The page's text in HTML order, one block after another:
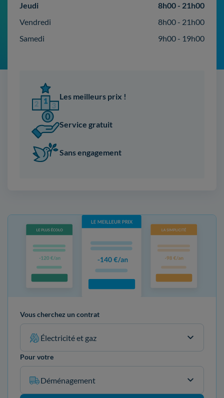
Jeudi
8h00 - 21h00
Vendredi
8h00 - 21h00
Samedi
9h00 - 19h00
Les meilleurs prix !
Service gratuit
Sans engagement
Vous cherchez un contrat
Électricité et gaz
Pour votre
Déménagement